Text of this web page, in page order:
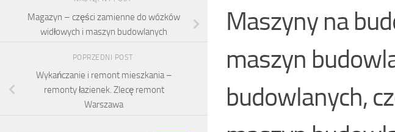
Maszyny na
maszyn
budowlanych,
Magazyn – części zamienne do wózków
widłowych i maszyn budowlanych
POPRZEDNI POST
Wykańczanie i remont mieszkania –
remonty łazienek. Zlecę remont
Warszawa